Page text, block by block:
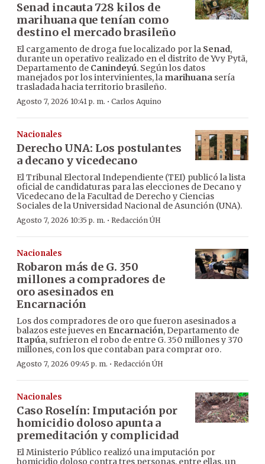
Senad incauta 728 kilos de
marihuana que tenían como
destino el mercado brasileño
El cargamento de droga fue localizado por la Senad,
durante un operativo realizado en el distrito de Yvy Pytã,
Departamento de Canindeyú. Según los datos
manejados por los intervinientes, la marihuana sería
trasladada hacia territorio brasileño.
Agosto 7, 2026 10:41 p. m. · Carlos Aquino
Nacionales
Derecho UNA: Los postulantes
a decano y vicedecano
El Tribunal Electoral Independiente (TEI) publicó la lista
oficial de candidaturas para las elecciones de Decano y
Vicedecano de la Facultad de Derecho y Ciencias
Sociales de la Universidad Nacional de Asunción (UNA).
Agosto 7, 2026 10:35 p. m. · Redacción ÚH
Nacionales
Robaron más de G. 350
millones a compradores de
oro asesinados en
Encarnación
Los dos compradores de oro que fueron asesinados a
balazos este jueves en Encarnación, Departamento de
Itapúa, sufrieron el robo de entre G. 350 millones y 370
millones, con los que contaban para comprar oro.
Agosto 7, 2026 09:45 p. m. · Redacción ÚH
Nacionales
Caso Roselín: Imputación por
homicidio doloso apunta a
premeditación y complicidad
El Ministerio Público realizó una imputación por
homicidio doloso contra tres personas, entre ellas, un